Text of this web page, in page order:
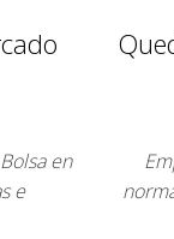
en
e